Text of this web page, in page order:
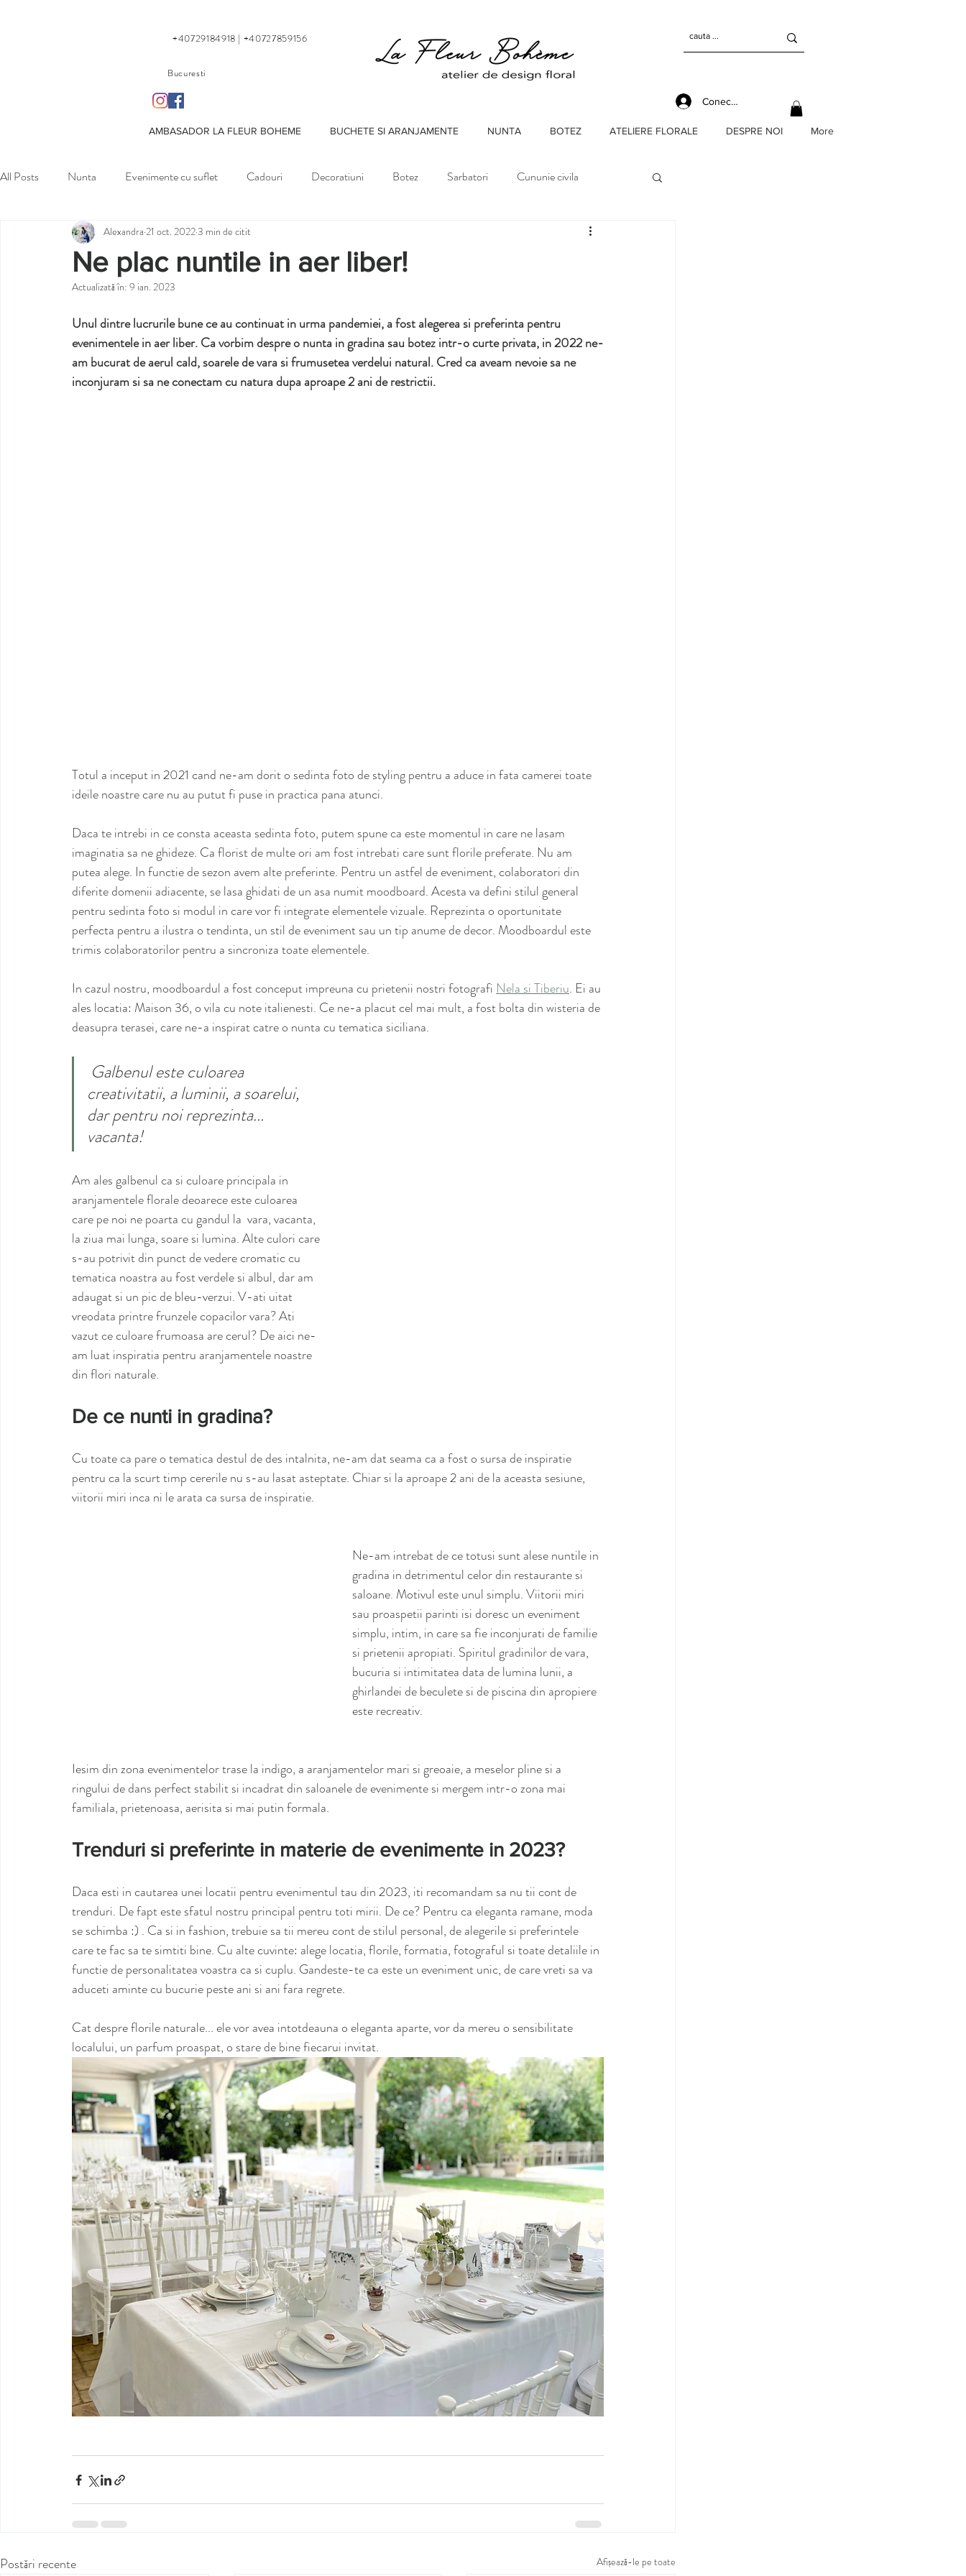
+40729184918 | +40727859156
Bucuresti
Conectează-te
AMBASADOR LA FLEUR BOHEME BUCHETE SI ARANJAMENTE NUNTA BOTEZ ATELIERE FLORALE DESPRE NOI More
All Posts Nunta Evenimente cu suflet Cadouri Decoratiuni Botez Sarbatori Cununie civila
Petreceri private
Ne plac nuntile in aer liber!
Alexandra 21 oct. 20223 min de citit
Actualizată în: 9 ian. 2023
Unul dintre lucrurile bune ce au continuat in urma pandemiei, a fost alegerea si preferinta pentru
evenimentele in aer liber. Ca vorbim despre o nunta in gradina sau botez intr-o curte privata, in 2022 ne-
am bucurat de aerul cald, soarele de vara si frumusetea verdelui natural. Cred ca aveam nevoie sa ne
inconjuram si sa ne conectam cu natura dupa aproape 2 ani de restrictii.
Totul a inceput in 2021 cand ne-am dorit o sedinta foto de styling pentru a aduce in fata camerei toate
ideile noastre care nu au putut fi puse in practica pana atunci.
Daca te intrebi in ce consta aceasta sedinta foto, putem spune ca este momentul in care ne lasam
imaginatia sa ne ghideze. Ca florist de multe ori am fost intrebati care sunt florile preferate. Nu am
putea alege. In functie de sezon avem alte preferinte. Pentru un astfel de eveniment, colaboratori din
diferite domenii adiacente, se lasa ghidati de un asa numit moodboard. Acesta va defini stilul general
pentru sedinta foto si modul in care vor fi integrate elementele vizuale. Reprezinta o oportunitate
perfecta pentru a ilustra o tendinta, un stil de eveniment sau un tip anume de decor. Moodboardul este
trimis colaboratorilor pentru a sincroniza toate elementele.
In cazul nostru, moodboardul a fost conceput impreuna cu prietenii nostri fotografi Nela si Tiberiu. Ei au
ales locatia: Maison 36, o vila cu note italienesti. Ce ne-a placut cel mai mult, a fost bolta din wisteria de
deasupra terasei, care ne-a inspirat catre o nunta cu tematica siciliana.
creativitatii, a luminii, a soarelui,
dar pentru noi reprezinta...
vacanta!
Am ales galbenul ca si culoare principala in
aranjamentele florale deoarece este culoarea
care pe noi ne poarta cu gandul la  vara, vacanta,
la ziua mai lunga, soare si lumina. Alte culori care
s-au potrivit din punct de vedere cromatic cu
tematica noastra au fost verdele si albul, dar am
adaugat si un pic de bleu-verzui. V-ati uitat
vreodata printre frunzele copacilor vara? Ati
vazut ce culoare frumoasa are cerul? De aici ne-
am luat inspiratia pentru aranjamentele noastre
din flori naturale.
De ce nunti in gradina?
Cu toate ca pare o tematica destul de des intalnita, ne-am dat seama ca a fost o sursa de inspiratie
pentru ca la scurt timp cererile nu s-au lasat asteptate. Chiar si la aproape 2 ani de la aceasta sesiune,
viitorii miri inca ni le arata ca sursa de inspiratie.
Ne-am intrebat de ce totusi sunt alese nuntile in
gradina in detrimentul celor din restaurante si
saloane. Motivul este unul simplu. Viitorii miri
sau proaspetii parinti isi doresc un eveniment
simplu, intim, in care sa fie inconjurati de familie
si prietenii apropiati. Spiritul gradinilor de vara,
bucuria si intimitatea data de lumina lunii, a
ghirlandei de beculete si de piscina din apropiere
este recreativ.
Iesim din zona evenimentelor trase la indigo, a aranjamentelor mari si greoaie, a meselor pline si a
ringului de dans perfect stabilit si incadrat din saloanele de evenimente si mergem intr-o zona mai
familiala, prietenoasa, aerisita si mai putin formala.
Trenduri si preferinte in materie de evenimente in 2023?
Daca esti in cautarea unei locatii pentru evenimentul tau din 2023, iti recomandam sa nu tii cont de
trenduri. De fapt este sfatul nostru principal pentru toti mirii. De ce? Pentru ca eleganta ramane, moda
se schimba :) . Ca si in fashion, trebuie sa tii mereu cont de stilul personal, de alegerile si preferintele
care te fac sa te simtiti bine. Cu alte cuvinte: alege locatia, florile, formatia, fotograful si toate detaliile in
functie de personalitatea voastra ca si cuplu. Gandeste-te ca este un eveniment unic, de care vreti sa va
aduceti aminte cu bucurie peste ani si ani fara regrete.
Cat despre florile naturale... ele vor avea intotdeauna o eleganta aparte, vor da mereu o sensibilitate
localului, un parfum proaspat, o stare de bine fiecarui invitat.
Postări recente Afișează-le pe toate